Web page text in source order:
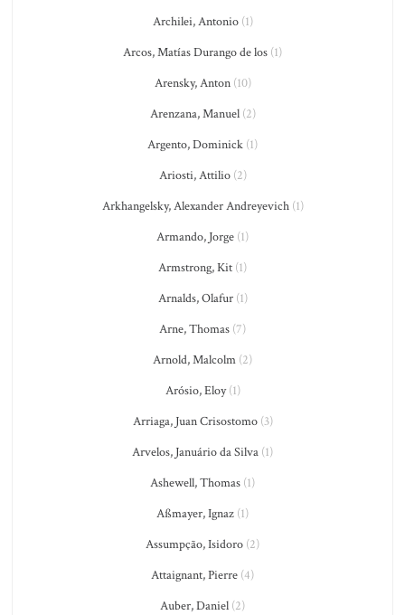
Archilei, Antonio(1)
Arcos, Matías Durango de los (1)
Arensky, Anton(10)
Arenzana, Manuel(2)
Argento, Dominick (1)
Ariosti, Attilio(2)
Arkhangelsky, Alexander Andreyevich(1)
Armando, Jorge (1)
Armstrong, Kit (1)
Arnalds, Olafur(1)
Arne, Thomas (7)
Arnold, Malcolm (2)
Arósio, Eloy(1)
Arriaga, Juan Crisostomo(3)
Arvelos, Januário da Silva (1)
Ashewell, Thomas (1)
Aßmayer, Ignaz (1)
Assumpção, Isidoro (2)
Attaignant, Pierre (4)
Auber, Daniel (2)